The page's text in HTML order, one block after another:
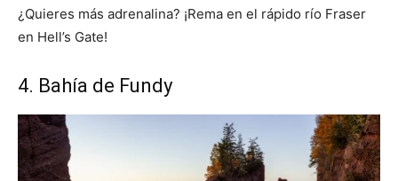
¿Quieres más adrenalina? ¡Rema en el rápido río Fraser
en Hell’s Gate!
4. Bahía de Fundy